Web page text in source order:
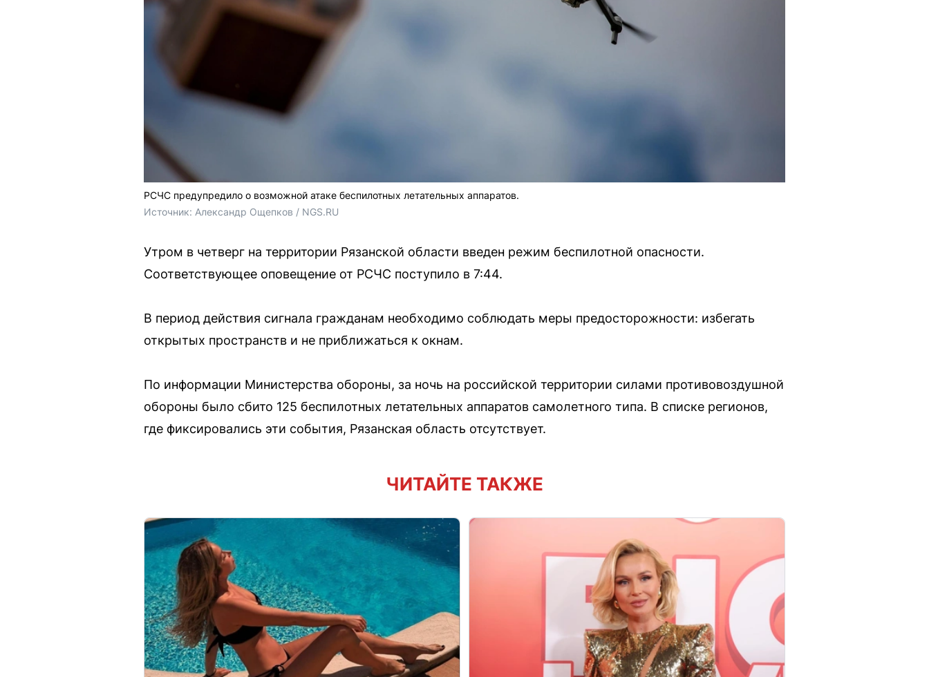
РСЧС предупредило о возможной атаке беспилотных летательных аппаратов.
Источник: Александр Ощепков / NGS.RU
Утром в четверг на территории Рязанской области введен режим беспилотной опасности.
Соответствующее оповещение от РСЧС поступило в 7:44.
В период действия сигнала гражданам необходимо соблюдать меры предосторожности: избегать
открытых пространств и не приближаться к окнам.
По информации Министерства обороны, за ночь на российской территории силами противовоздушной
обороны было сбито 125 беспилотных летательных аппаратов самолетного типа. В списке регионов,
где фиксировались эти события, Рязанская область отсутствует.
ЧИТАЙТЕ ТАКЖЕ